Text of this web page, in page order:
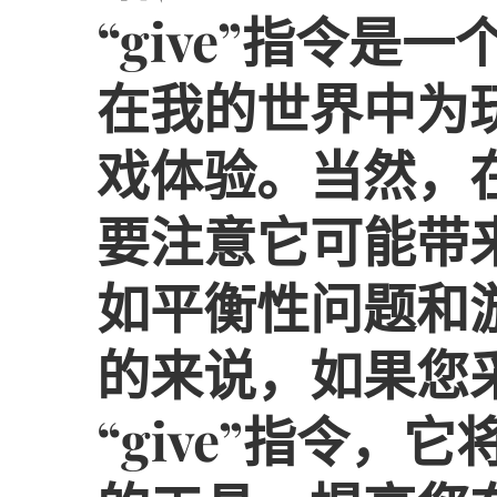
“give”指令是一
在我的世界中为
戏体验。当然，
要注意它可能带
如平衡性问题和
的来说，如果您
“give”指令，它